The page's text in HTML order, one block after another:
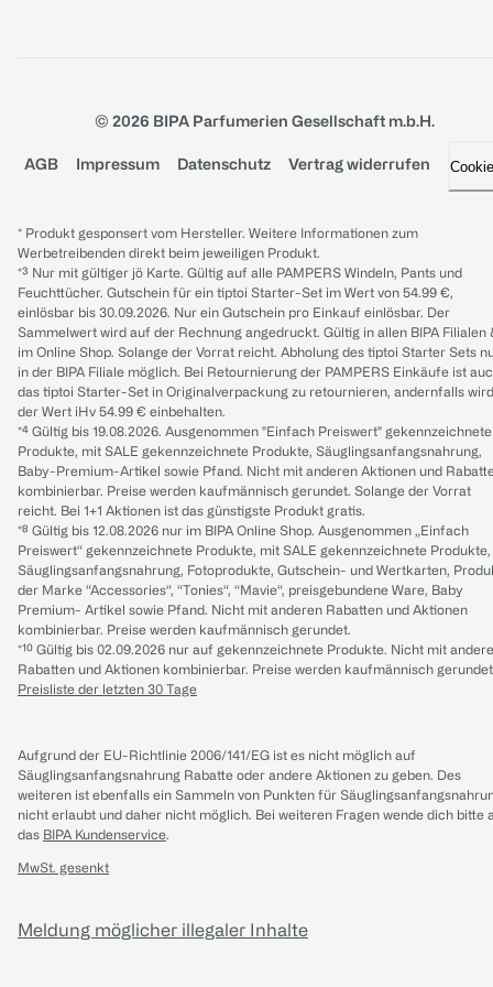
© 2026 BIPA Parfumerien Gesellschaft m.b.H.
AGB Impressum Datenschutz Vertrag widerrufen
* Produkt gesponsert vom Hersteller. Weitere Informationen zum
Werbetreibenden direkt beim jeweiligen Produkt.
*³ Nur mit gültiger jö Karte. Gültig auf alle PAMPERS Windeln, Pants und
Feuchttücher. Gutschein für ein tiptoi Starter-Set im Wert von 54.99 €,
einlösbar bis 30.09.2026. Nur ein Gutschein pro Einkauf einlösbar. Der
Sammelwert wird auf der Rechnung angedruckt. Gültig in allen BIPA Filialen
im Online Shop. Solange der Vorrat reicht. Abholung des tiptoi Starter Sets
in der BIPA Filiale möglich. Bei Retournierung der PAMPERS Einkäufe ist
das tiptoi Starter-Set in Originalverpackung zu retournieren, andernfalls wird
der Wert iHv 54.99 € einbehalten.
*⁴ Gültig bis 19.08.2026. Ausgenommen "Einfach Preiswert" gekennzeichnete
Produkte, mit SALE gekennzeichnete Produkte, Säuglingsanfangsnahrung,
Baby-Premium-Artikel sowie Pfand. Nicht mit anderen Aktionen und
kombinierbar. Preise werden kaufmännisch gerundet. Solange der Vorrat
reicht. Bei 1+1 Aktionen ist das günstigste Produkt gratis.
*⁸ Gültig bis 12.08.2026 nur im BIPA Online Shop. Ausgenommen „Einfach
Preiswert“ gekennzeichnete Produkte, mit SALE gekennzeichnete Produkte,
Säuglingsanfangsnahrung, Fotoprodukte, Gutschein- und Wertkarten,
der Marke “Accessories“, “Tonies“, “Mavie“, preisgebundene Ware, Baby
Premium- Artikel sowie Pfand. Nicht mit anderen Rabatten und Aktionen
kombinierbar. Preise werden kaufmännisch gerundet.
*¹⁰ Gültig bis 02.09.2026 nur auf gekennzeichnete Produkte. Nicht mit
Rabatten und Aktionen kombinierbar. Preise werden kaufmännisch
Preisliste der letzten 30 Tage
Aufgrund der EU-Richtlinie 2006/141/EG ist es nicht möglich auf
Säuglingsanfangsnahrung Rabatte oder andere Aktionen zu geben. Des
weiteren ist ebenfalls ein Sammeln von Punkten für
nicht erlaubt und daher nicht möglich. Bei weiteren Fragen wende dich bitte
das BIPA Kundenservice.
MwSt. gesenkt
Meldung möglicher illegaler Inhalte